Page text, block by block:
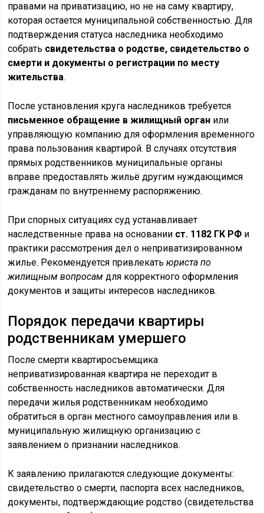
правами на приватизацию, но не на саму квартиру,
которая остается муниципальной собственностью. Для
подтверждения статуса наследника необходимо
собрать свидетельства о родстве, свидетельство о
смерти и документы о регистрации по месту
жительства.
После установления круга наследников требуется
письменное обращение в жилищный орган или
управляющую компанию для оформления временного
права пользования квартирой. В случаях отсутствия
прямых родственников муниципальные органы
вправе предоставлять жильё другим нуждающимся
гражданам по внутреннему распоряжению.
При спорных ситуациях суд устанавливает
наследственные права на основании ст. 1182 ГК РФ и
практики рассмотрения дел о неприватизированном
жилье. Рекомендуется привлекатьюриста по
жилищным вопросам для корректного оформления
документов и защиты интересов наследников.
Порядок передачи квартиры
родственникам умершего
После смерти квартиросъемщика
неприватизированная квартира не переходит в
собственность наследников автоматически. Для
передачи жилья родственникам необходимо
обратиться в орган местного самоуправления или в
муниципальную жилищную организацию с
заявлением о признании наследников.
К заявлению прилагаются следующие документы:
свидетельство о смерти, паспорта всех наследников,
документы, подтверждающие родство (свидетельства